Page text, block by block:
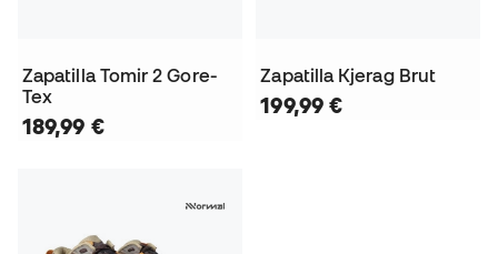
Zapatilla Tomir 2 Gore-
Tex
189,99 €
Zapatilla Kjerag Brut
199,99 €